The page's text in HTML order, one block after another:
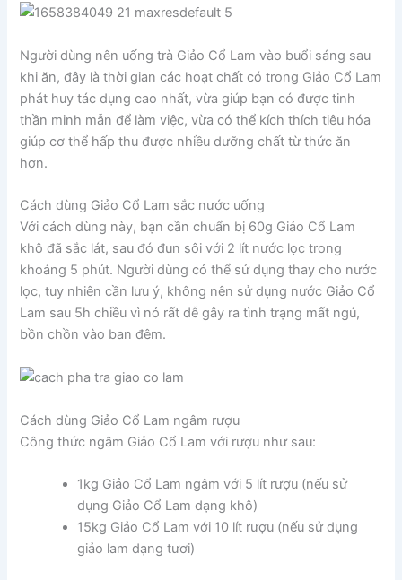
Người dùng nên uống trà Giảo Cổ Lam vào buổi sáng sau
khi ăn, đây là thời gian các hoạt chất có trong Giảo Cổ Lam
phát huy tác dụng cao nhất, vừa giúp bạn có được tinh
thần minh mẫn để làm việc, vừa có thể kích thích tiêu hóa
giúp cơ thể hấp thu được nhiều dưỡng chất từ thức ăn
hơn.
Cách dùng Giảo Cổ Lam sắc nước uống
Với cách dùng này, bạn cần chuẩn bị 60g Giảo Cổ Lam
khô đã sắc lát, sau đó đun sôi với 2 lít nước lọc trong
khoảng 5 phút. Người dùng có thể sử dụng thay cho nước
lọc, tuy nhiên cần lưu ý, không nên sử dụng nước Giảo Cổ
Lam sau 5h chiều vì nó rất dễ gây ra tình trạng mất ngủ,
bồn chồn vào ban đêm.
Cách dùng Giảo Cổ Lam ngâm rượu
Công thức ngâm Giảo Cổ Lam với rượu như sau:
1kg Giảo Cổ Lam ngâm với 5 lít rượu (nếu sử
dụng Giảo Cổ Lam dạng khô)
15kg Giảo Cổ Lam với 10 lít rượu (nếu sử dụng
giảo lam dạng tươi)